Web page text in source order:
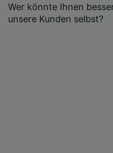
Wer könnte Ihnen
unsere Kunden selbst?